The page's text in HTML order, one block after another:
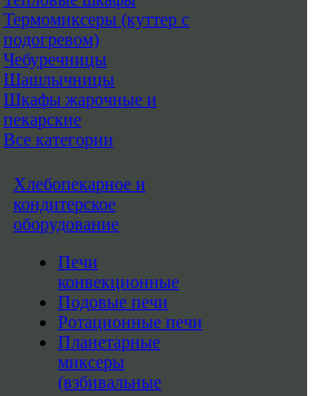
Термомиксеры (куттер с
подогревом)
Чебуречницы
Шашлычницы
Шкафы жарочные и
пекарские
Все категории
Хлебопекарное и
кондитерское
оборудование
Печи
конвекционные
Подовые печи
Ротационные печи
Планетарные
миксеры
(взбивальные